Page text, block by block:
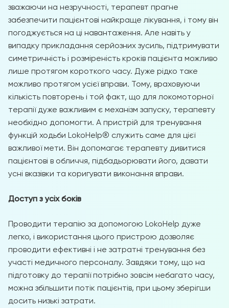
зважаючи на незручності, терапевт прагне
забезпечити пацієнтові найкраще лікування, і тому він
погоджується на ці навантаження. Але навіть у
випадку прикладання серйозних зусиль, підтримувати
симетричність і розміреність кроків пацієнта можливо
лише протягом короткого часу. Дуже рідко таке
можливо протягом усієї вправи. Тому, враховуючи
кількість повторень і той факт, що для локомоторної
терапії дуже важливим є механізм запуску, терапевту
необхідно допомогти. А пристрій для тренування
функцій ходьби LokoHelp® служить саме для цієї
важливої ​​мети. Він допомагає терапевту дивитися
пацієнтові в обличчя, підбадьорювати його, давати
усні вказівки та коригувати виконання вправи.
Доступ з усіх боків
Проводити терапію за допомогою LokoHelp дуже
легко, і використання цього пристрою дозволяє
проводити ефективні і не затратні тренування без
участі медичного персоналу. Завдяки тому, що на
підготовку до терапії потрібно зовсім небагато часу,
можна збільшити потік пацієнтів, при цьому зберігши
досить низькі затрати.